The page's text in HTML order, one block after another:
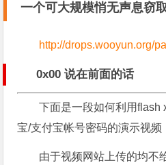
一个可大规模悄无声息窃
http://drops.wooyun.org/
0x00 说在前面的话
下面是一段如何利用flash
宝/支付宝帐号密码的演示视频
由于视频网站上传的均不